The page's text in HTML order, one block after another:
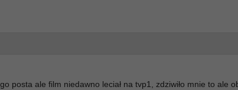
posta ale film niedawno leciał na tvp1, zdziwiło mnie to ale